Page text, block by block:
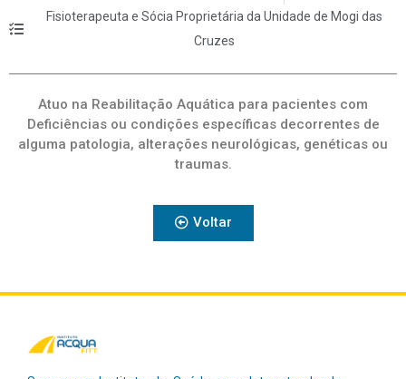
Fisioterapeuta e Sócia Proprietária da Unidade de Mogi das
Cruzes
Atuo na Reabilitação Aquática para pacientes com
Deficiências ou condições específicas decorrentes de
alguma patologia, alterações neurológicas, genéticas ou
traumas.
Voltar